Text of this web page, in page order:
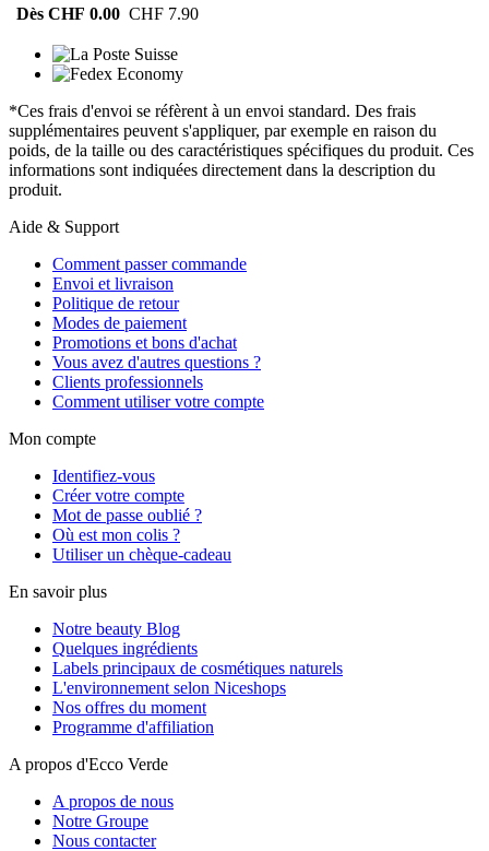
Dès CHF 0.00 CHF 7.90
*Ces frais d'envoi se réfèrent à un envoi standard. Des frais
supplémentaires peuvent s'appliquer, par exemple en raison du
poids, de la taille ou des caractéristiques spécifiques du produit. Ces
informations sont indiquées directement dans la description du
produit.
Aide & Support
Comment passer commande
Envoi et livraison
Politique de retour
Modes de paiement
Promotions et bons d'achat
Vous avez d'autres questions ?
Clients professionnels
Comment utiliser votre compte
Mon compte
Identifiez-vous
Créer votre compte
Mot de passe oublié ?
Où est mon colis ?
Utiliser un chèque-cadeau
En savoir plus
Notre beauty Blog
Quelques ingrédients
Labels principaux de cosmétiques naturels
L'environnement selon Niceshops
Nos offres du moment
Programme d'affiliation
A propos d'Ecco Verde
A propos de nous
Notre Groupe
Nous contacter